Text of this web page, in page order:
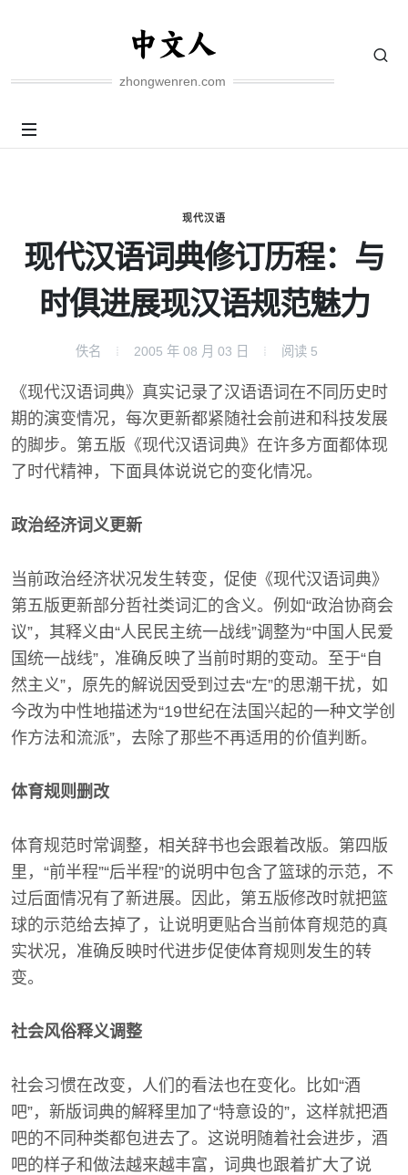
zhongwenren.com
现代汉语
现代汉语词典修订历程：与
时俱进展现汉语规范魅力
佚名 2005 年 08 月 03 日 阅读 5
《现代汉语词典》真实记录了汉语语词在不同历史时
期的演变情况，每次更新都紧随社会前进和科技发展
的脚步。第五版《现代汉语词典》在许多方面都体现
了时代精神，下面具体说说它的变化情况。
政治经济词义更新
当前政治经济状况发生转变，促使《现代汉语词典》
第五版更新部分哲社类词汇的含义。例如“政治协商会
议”，其释义由“人民民主统一战线”调整为“中国人民爱
国统一战线”，准确反映了当前时期的变动。至于“自
然主义”，原先的解说因受到过去“左”的思潮干扰，如
今改为中性地描述为“19世纪在法国兴起的一种文学创
作方法和流派”，去除了那些不再适用的价值判断。
体育规则删改
体育规范时常调整，相关辞书也会跟着改版。第四版
里，“前半程”“后半程”的说明中包含了篮球的示范，不
过后面情况有了新进展。因此，第五版修改时就把篮
球的示范给去掉了，让说明更贴合当前体育规范的真
实状况，准确反映时代进步促使体育规则发生的转
变。
社会风俗释义调整
社会习惯在改变，人们的看法也在变化。比如“酒
吧”，新版词典的解释里加了“特意设的”，这样就把酒
吧的不同种类都包进去了。这说明随着社会进步，酒
吧的样子和做法越来越丰富，词典也跟着扩大了说